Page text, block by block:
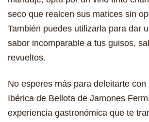
seco que realcen sus matices sin
También puedes utilizarla para dar
sabor incomparable a tus guisos,
revueltos.
No esperes más para deleitarte con
Ibérica de Bellota de Jamones
experiencia gastronómica que te